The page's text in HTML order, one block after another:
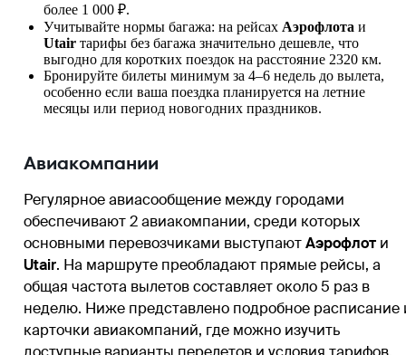
более 1 000 ₽.
Учитывайте нормы багажа: на рейсах Аэрофлота и
Utair тарифы без багажа значительно дешевле, что
выгодно для коротких поездок на расстояние 2320 км.
Бронируйте билеты минимум за 4–6 недель до вылета,
особенно если ваша поездка планируется на летние
месяцы или период новогодних праздников.
Авиакомпании
Регулярное авиасообщение между городами
обеспечивают 2 авиакомпании, среди которых
основными перевозчиками выступаютАэрофлот и
Utair. На маршруте преобладают прямые рейсы, а
общая частота вылетов составляет около 5 раз в
неделю. Ниже представлено подробное расписание
карточки авиакомпаний, где можно изучить